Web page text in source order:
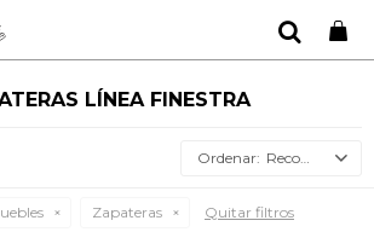
LÍNEA FINESTRA
Recomendados
Zapateras Quitar filtros